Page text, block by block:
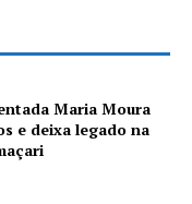
Maria Moura
e deixa legado na